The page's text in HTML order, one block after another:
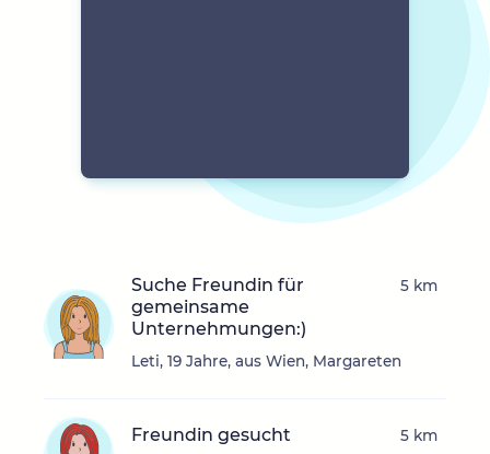
Suche Freundin für
gemeinsame
Unternehmungen:)
Leti, 19 Jahre, aus Wien, Margareten
5 km
Freundin gesucht 5 km